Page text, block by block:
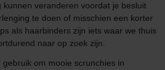
kunnen veranderen voordat je besluit
te doen of misschien een korter
als haarbinders zijn iets waar we thuis
naar op zoek zijn.
om mooie scrunchies in